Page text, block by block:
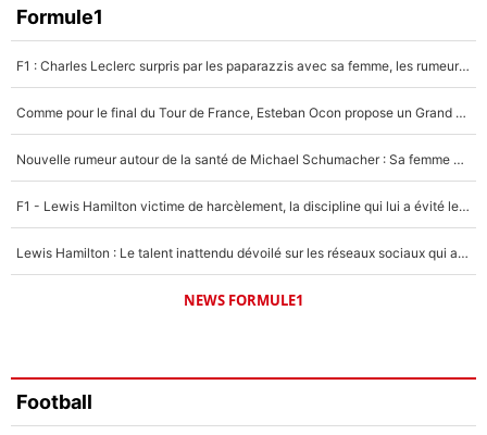
Faris Moumbagna
4%
Un autre joueur
5%
Formule1
F1 : Charles Leclerc surpris par les paparazzis avec sa femme, les rumeurs étaient vraies !
Comme pour le final du Tour de France, Esteban Ocon propose un Grand Prix de Formule 1 à Paris : «Autour de l’Arc de Triomphe, ce serait génial» !
Nouvelle rumeur autour de la santé de Michael Schumacher : Sa femme Corinna sort du silence
F1 - Lewis Hamilton victime de harcèlement, la discipline qui lui a évité le pire : «J'aurais probablement mal tourné»
Lewis Hamilton : Le talent inattendu dévoilé sur les réseaux sociaux qui a impressionné Kim Kardashian pendant leurs vacances en amoureux !
NEWS FORMULE1
Football